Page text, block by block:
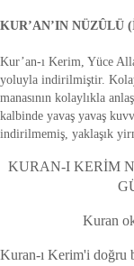
KUR’AN’IN NÜZÛLÜ
Kur’an-ı Kerim, Yüce
yoluyla indirilmiştir.
manasının kolaylıkla
kalbinde yavaş yavaş
indirilmemiş, yaklaşık
KURAN-I KERİM
Kuran
Kuran-ı Kerim'i doğru